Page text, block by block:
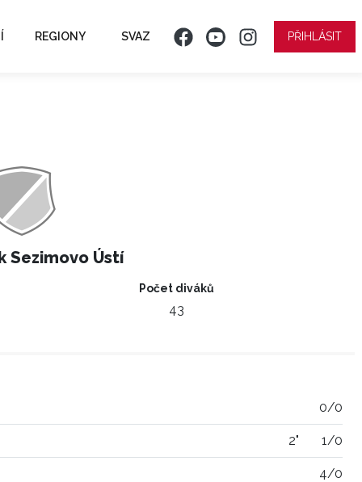
REGIONY SVAZ PŘIHLÁSIT
Sezimovo Ústí
Počet diváků
43
0/0
2" 1/0
4/0